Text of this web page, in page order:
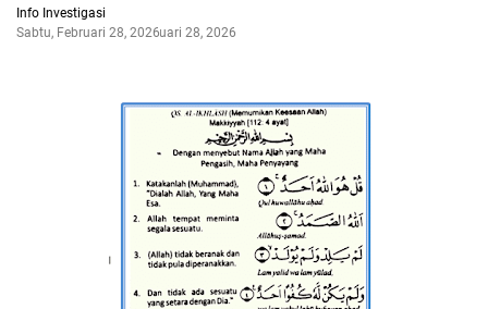
Info Investigasi
Sabtu, Februari 28, 2026Februari 28, 2026